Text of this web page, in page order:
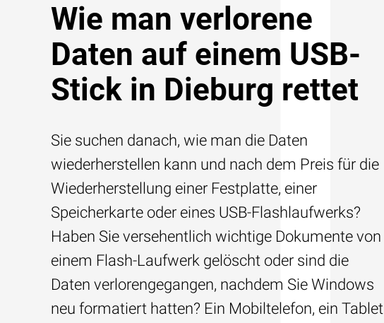
Wie man verlorene
Daten auf einem USB-
Stick in Dieburg rettet
Sie suchen danach, wie man die Daten
wiederherstellen kann und nach dem Preis für die
Wiederherstellung einer Festplatte, einer
Speicherkarte oder eines USB-Flashlaufwerks?
Haben Sie versehentlich wichtige Dokumente von
einem Flash-Laufwerk gelöscht oder sind die
Daten verlorengegangen, nachdem Sie Windows
neu formatiert hatten? Ein Mobiltelefon, ein Tablet